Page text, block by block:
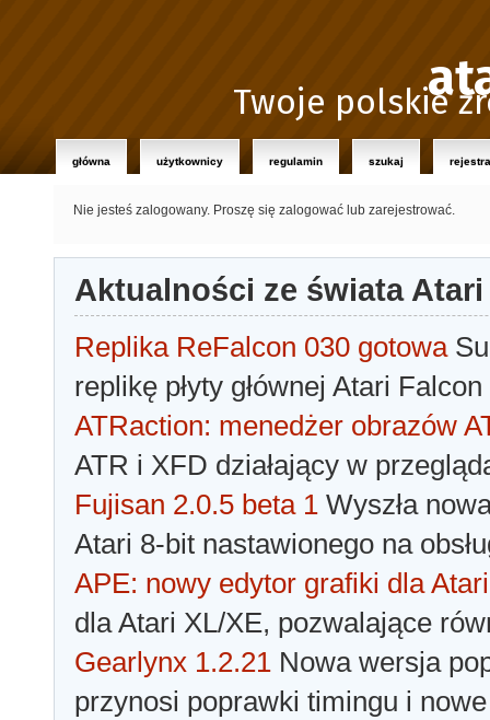
Twoje polskie
główna użytkownicy regulamin szukaj
Nie jesteś zalogowany. Proszę się zalogować lub zarejestrować.
Aktualności ze świata Atari
Replika ReFalcon 030 gotowa
replikę płyty głównej Atari
ATRaction: menedżer obrazów
ATR i XFD działający w
Fujisan 2.0.5 beta 1 Wyszła
Atari 8-bit nastawionego na
APE: nowy edytor grafiki dla Atari
dla Atari XL/XE, pozwalające
Gearlynx 1.2.21 Nowa wersja
przynosi poprawki timingu i